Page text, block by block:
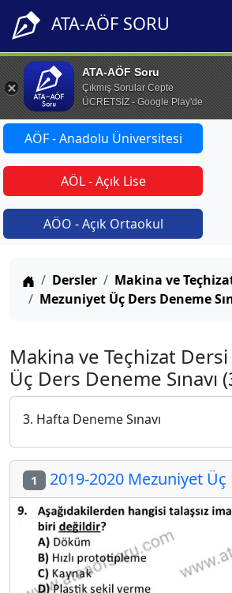
ATA-AÖF SORU
ATA-AÖF Soru
Çıkmış Sorular Cepte
ÜCRETSİZ - Google Play'de
AÖF - Anadolu Üniversitesi
AÖL - Açık Lise
AÖO - Açık Ortaokul
Anasayfa
Dersler
Makina ve
Mezuniyet Üç Ders Deneme
Makina ve Teçhizat
Üç Ders Deneme Sınavı
3. Hafta Deneme Sınavı
1 2019-2020 Mezuniyet Üç